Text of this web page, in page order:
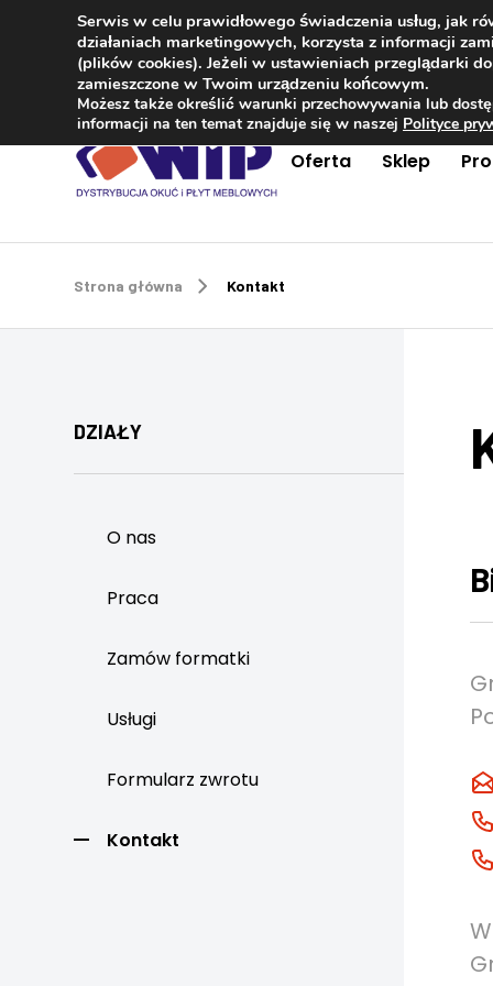
Kontakt +48 504 181 848
Oferta Sklep
Strona główna Kontakt
DZIAŁY
O nas
Praca
Zamów formatki
Usługi
Formularz zwrotu
Kontakt
Serwis w celu prawidłowego świadczenia usług, jak
działaniach marketingowych, korzysta z informacji
(plików cookies). Jeżeli w ustawieniach przeglądarki
zamieszczone w Twoim urządzeniu końcowym.
Możesz także określić warunki przechowywania lub
informacji na ten temat znajduje się w naszej Polityce